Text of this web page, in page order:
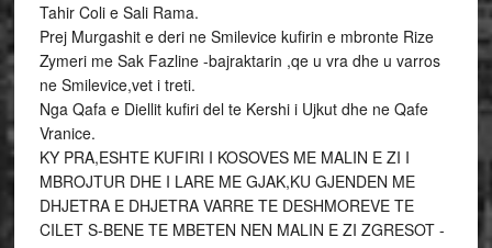
Tahir Coli e Sali Rama.
Prej Murgashit e deri ne Smilevice kufirin e mbronte Rize
Zymeri me Sak Fazline -bajraktarin ,qe u vra dhe u varros
ne Smilevice,vet i treti.
Nga Qafa e Diellit kufiri del te Kershi i Ujkut dhe ne Qafe
Vranice.
KY PRA,ESHTE KUFIRI I KOSOVES ME MALIN E ZI I
MBROJTUR DHE I LARE ME GJAK,KU GJENDEN ME
DHJETRA E DHJETRA VARRE TE DESHMOREVE TE
CILET S-BENE TE MBETEN NEN MALIN E ZI ZGRESOT -